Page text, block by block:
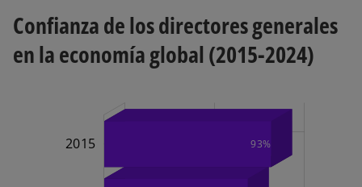
Confianza de los directores generales
en la economía global (2015-2024)
93%
2015